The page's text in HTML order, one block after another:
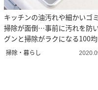
キッチンの油汚れや細かいゴ
掃除が面倒…事前に汚れを防
グンと掃除がラクになる100
ッズ3選
掃除・暮らし